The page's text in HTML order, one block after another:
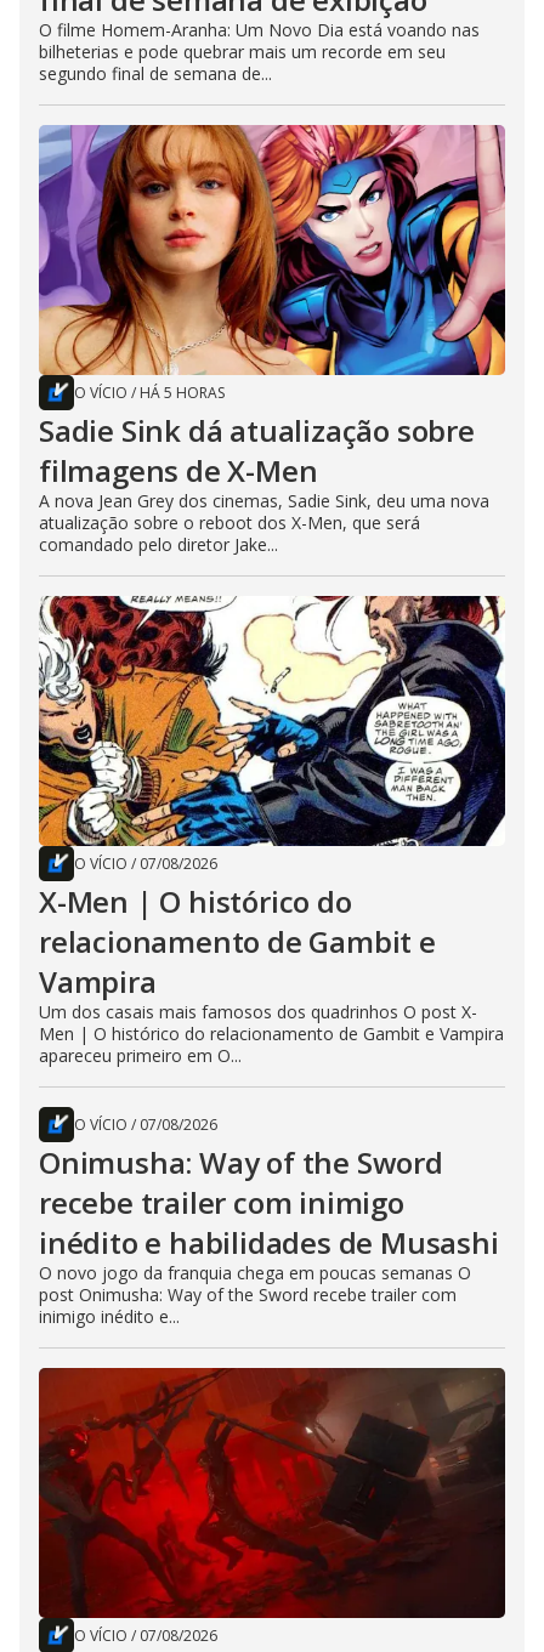
O filme Homem-Aranha: Um Novo Dia está voando nas
bilheterias e pode quebrar mais um recorde em seu
segundo final de semana de...
O VÍCIO / HÁ 5 HORAS
Sadie Sink dá atualização sobre
filmagens de X-Men
A nova Jean Grey dos cinemas, Sadie Sink, deu uma nova
atualização sobre o reboot dos X-Men, que será
comandado pelo diretor Jake...
O VÍCIO / 07/08/2026
X-Men | O histórico do
relacionamento de Gambit e
Vampira
Um dos casais mais famosos dos quadrinhos O post X-
Men | O histórico do relacionamento de Gambit e Vampira
apareceu primeiro em O...
O VÍCIO / 07/08/2026
Onimusha: Way of the Sword
recebe trailer com inimigo
inédito e habilidades de Musashi
O novo jogo da franquia chega em poucas semanas O
post Onimusha: Way of the Sword recebe trailer com
inimigo inédito e...
O VÍCIO / 07/08/2026